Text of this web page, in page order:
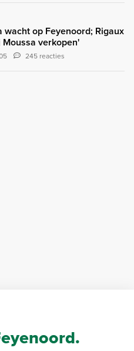
wacht op Feyenoord; Rigaux
verkopen'
245 reacties